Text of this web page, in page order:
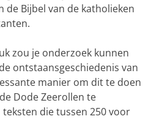
de Bijbel van de katholieken
zou je onderzoek kunnen
ontstaansgeschiedenis van
manier om dit te doen
Dode Zeerollen te
die tussen 250 voor